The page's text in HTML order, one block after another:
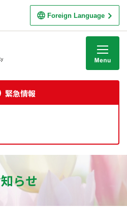
Foreign Language
緊急情報
らせ